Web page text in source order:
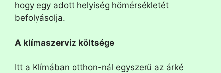
hogy egy adott helyiség hőmérsékletét
befolyásolja.
A klímaszerviz költsége
Itt a Klímában otthon-nál egyszerű az árké